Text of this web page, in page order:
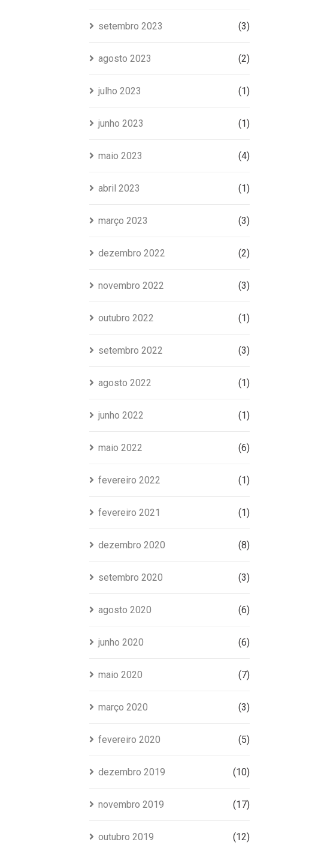
setembro 2023 (3)
agosto 2023 (2)
julho 2023 (1)
junho 2023 (1)
maio 2023 (4)
abril 2023 (1)
março 2023 (3)
dezembro 2022 (2)
novembro 2022 (3)
outubro 2022 (1)
setembro 2022 (3)
agosto 2022 (1)
junho 2022 (1)
maio 2022 (6)
fevereiro 2022 (1)
fevereiro 2021 (1)
dezembro 2020 (8)
setembro 2020 (3)
agosto 2020 (6)
junho 2020 (6)
maio 2020 (7)
março 2020 (3)
fevereiro 2020 (5)
dezembro 2019 (10)
novembro 2019 (17)
outubro 2019 (12)